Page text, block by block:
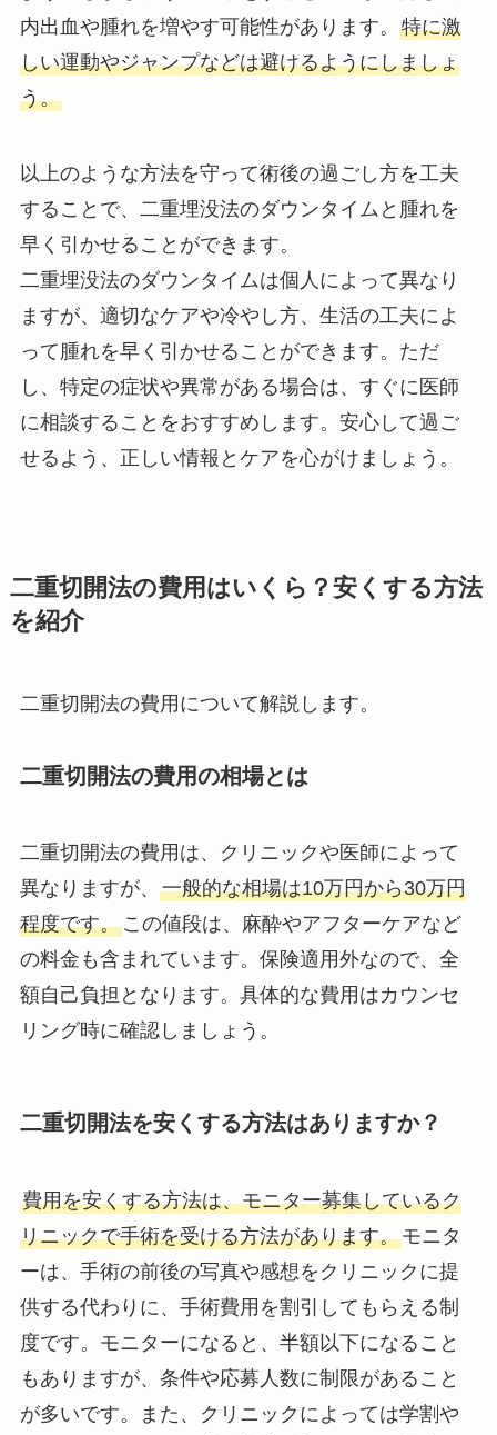
内出血や腫れを増やす可能性があります。 特に激
しい運動やジャンプなどは避けるようにしましょ
う。
以上のような方法を守って術後の過ごし方を工夫
することで、二重埋没法のダウンタイムと腫れを
早く引かせることができます。
二重埋没法のダウンタイムは個人によって異なり
ますが、適切なケアや冷やし方、生活の工夫によ
って腫れを早く引かせることができます。ただ
し、特定の症状や異常がある場合は、すぐに医師
に相談することをおすすめします。安心して過ご
せるよう、正しい情報とケアを心がけましょう。
二重切開法の費用はいくら？安くする方法
を紹介
二重切開法の費用について解説します。
二重切開法の費用の相場とは
二重切開法の費用は、クリニックや医師によって
異なりますが、 一般的な相場は10万円から30万円
程度です。この値段は、麻酔やアフターケアなど
の料金も含まれています。保険適用外なので、全
額自己負担となります。具体的な費用はカウンセ
リング時に確認しましょう。
二重切開法を安くする方法はありますか？
費用を安くする方法は、モニター募集しているク
リニックで手術を受ける方法があります。モニタ
ーは、手術の前後の写真や感想をクリニックに提
供する代わりに、手術費用を割引してもらえる制
度です。モニターになると、半額以下になること
もありますが、条件や応募人数に制限があること
が多いです。また、クリニックによっては学割や